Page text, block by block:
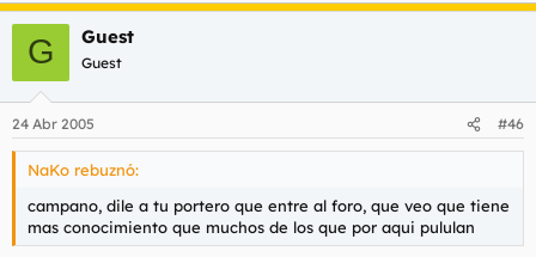
G Guest
Guest
24 Abr 2005 #46
NaKo rebuznó:
campano, dile a tu portero que entre al foro, que veo que tiene
mas conocimiento que muchos de los que por aqui pululan